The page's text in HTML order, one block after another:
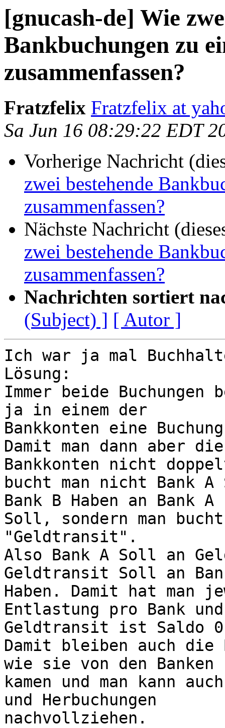
[gnucash-de] Wie
Bankbuchungen zu
zusammenfassen?
Fratzfelix Fratzfelix at
Sa Jun 16 08:29:22 EDT
Vorherige Nachricht
zwei bestehende
zusammenfassen?
Nächste Nachricht
zwei bestehende
zusammenfassen?
Nachrichten sortiert
(Subject) ] [ Autor ]
Ich war ja mal
Lösung:
Immer beide
ja in einem der
Bankkonten eine
Damit man dann aber
Bankkonten nicht
bucht man nicht Bank A
Bank B Haben an Bank A
Soll, sondern man
"Geldtransit".
Also Bank A Soll an
Geldtransit Soll an
Haben. Damit hat man
Entlastung pro Bank
Geldtransit ist Saldo
Damit bleiben auch die
wie sie von den Banken
kamen und man kann
und Herbuchungen
nachvollziehen.